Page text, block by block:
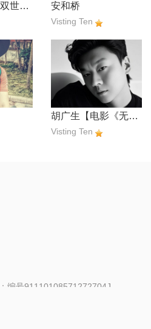
舍得【网剧《双世宠妃》片尾曲】 安和桥
Visting Ten
胡广生【电影《无名之辈》宣传推广曲】
Visting Ten
编号91110108571272704J